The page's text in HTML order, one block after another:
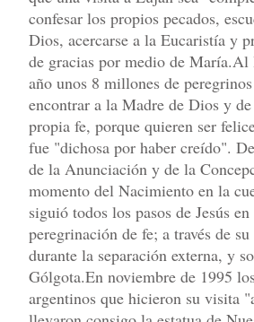
confesar los propios pecados,
Dios, acercarse a la Eucaristía y
de gracias por medio de María.Al
año unos 8 millones de
encontrar a la Madre de Dios y
propia fe, porque quieren ser
fue "dichosa por haber creído".
de la Anunciación y de la
momento del Nacimiento en la
siguió todos los pasos de Jesús
peregrinación de fe; a través de
durante la separación externa, y
Gólgota.En noviembre de 1995
argentinos que hicieron su visita